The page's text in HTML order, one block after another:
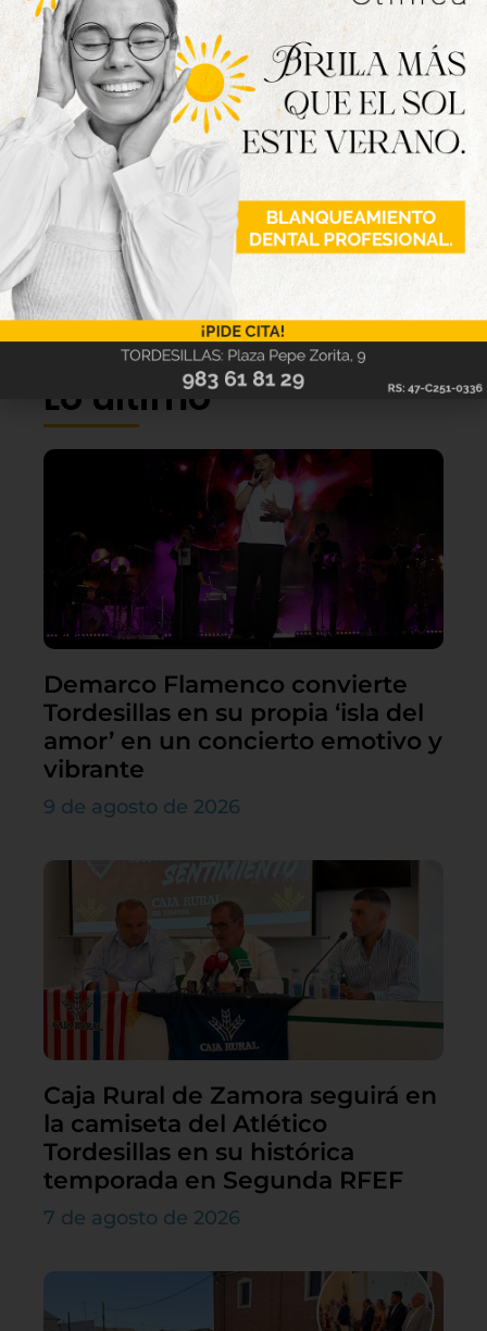
Lo último
Demarco Flamenco convierte
Tordesillas en su propia ‘isla del
amor’ en un concierto emotivo y
vibrante
9 de agosto de 2026
Caja Rural de Zamora seguirá en
la camiseta del Atlético
Tordesillas en su histórica
temporada en Segunda RFEF
7 de agosto de 2026